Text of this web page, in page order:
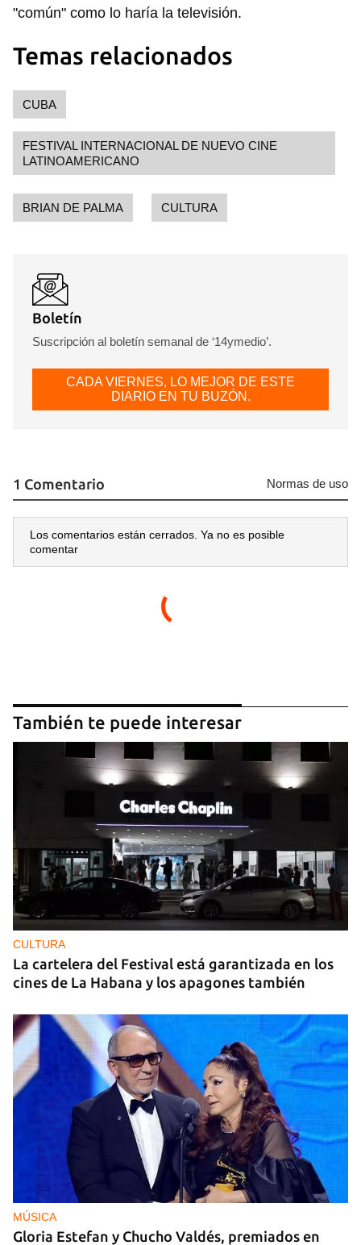
Guardar como favorito
iniciar sesión con tu cuenta de 14ymedio.
"común" como lo haría la televisión.
Temas relacionados
CUBA
FESTIVAL INTERNACIONAL DE NUEVO CINE
LATINOAMERICANO
BRIAN DE PALMA CULTURA
Boletín
Suscripción al boletín semanal de ‘14ymedio’.
CADA VIERNES, LO MEJOR DE ESTE
DIARIO EN TU BUZÓN.
1 Comentario Normas de uso
Los comentarios están cerrados. Ya no es posible
comentar
También te puede interesar
CULTURA
La cartelera del Festival está garantizada en los
cines de La Habana y los apagones también
MÚSICA
Gloria Estefan y Chucho Valdés, premiados en